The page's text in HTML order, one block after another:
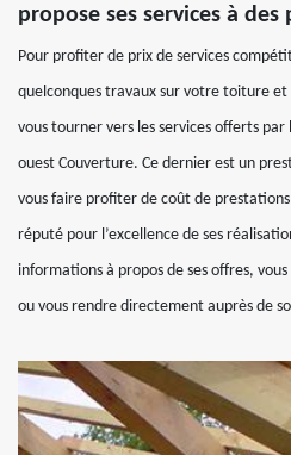
propose ses services à
Pour profiter de prix de services
quelconques travaux sur votre toiture
vous tourner vers les services offerts
ouest Couverture. Ce dernier est un
vous faire profiter de coût de
réputé pour l’excellence de ses
informations à propos de ses offres,
ou vous rendre directement auprès de